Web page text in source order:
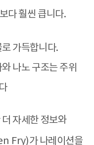
다 훨씬 큽니다.
가득합니다.
나노 구조는 주위
자세한 정보와
Fry)가 나레이션을